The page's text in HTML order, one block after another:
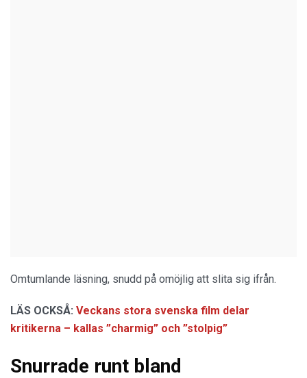
Omtumlande läsning, snudd på omöjlig att slita sig ifrån.
LÄS OCKSÅ: Veckans stora svenska film delar
kritikerna – kallas ”charmig” och ”stolpig”
Snurrade runt bland